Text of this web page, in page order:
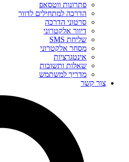
פתרונות ווטסאפ
הדרכה למתחילים לדוור
סרטוני הדרכה
דיוור אלקטרוני
שליחת SMS
מסחר אלקטרוני
אינטגרציות
שאלות ותשובות
מדריך למשתמש
צור קשר